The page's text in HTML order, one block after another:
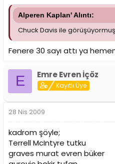
Alperen Kaplan' Alıntı:
Chuck Davis ile
Fenere 30 sayı attı ya
E Emre Evren İçöz
Kayıtlı Üye
28 Nis 2009
kadrom şöyle;
Terrell McIntyre tutku
graves murat evren büker